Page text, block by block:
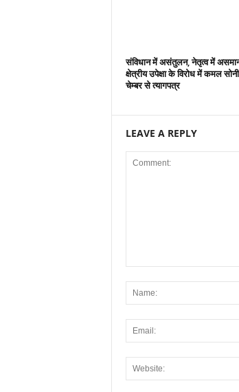
संविधान में असंतुलन, नेतृत्व में
क्षेत्रीय उपेक्षा के विरोध में कमल
चेम्बर से त्यागपत्र
LEAVE A REPLY